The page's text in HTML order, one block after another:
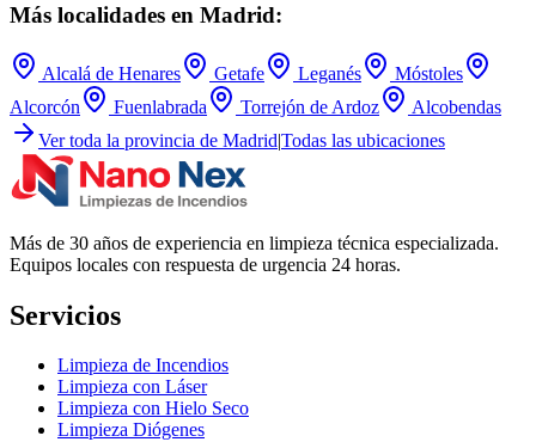
Más localidades en Madrid:
Alcalá de Henares Getafe Leganés
Móstoles
Alcorcón
Fuenlabrada Torrejón de Ardoz
Alcobendas
Ver toda la provincia de Madrid|Todas las ubicaciones
Más de 30 años de experiencia en limpieza técnica especializada.
Equipos locales con respuesta de urgencia 24 horas.
Servicios
Limpieza de Incendios
Limpieza con Láser
Limpieza con Hielo Seco
Limpieza Diógenes